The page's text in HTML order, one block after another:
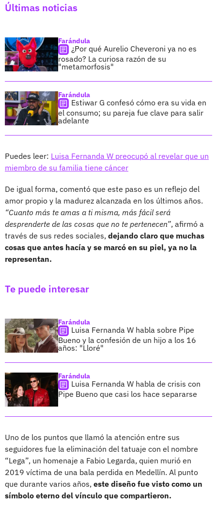
Últimas noticias
Farándula
¿Por qué Aurelio Cheveroni ya no es
rosado? La curiosa razón de su
"metamorfosis"
Farándula
Estiwar G confesó cómo era su vida en
el consumo; su pareja fue clave para salir
adelante
Puedes leer: Luisa Fernanda W preocupó al revelar que un
miembro de su familia tiene cáncer
De igual forma, comentó que este paso es un reflejo del
amor propio y la madurez alcanzada en los últimos años.
“Cuanto más te amas a ti misma, más fácil será
desprenderte de las cosas que no te pertenecen”, afirmó a
través de sus redes sociales, dejando claro que muchas
cosas que antes hacía y se marcó en su piel, ya no la
representan.
Te puede interesar
Farándula
Luisa Fernanda W habla sobre Pipe
Bueno y la confesión de un hijo a los 16
años: "Lloré"
Farándula
Luisa Fernanda W habla de crisis con
Pipe Bueno que casi los hace separarse
Uno de los puntos que llamó la atención entre sus
seguidores fue la eliminación del tatuaje con el nombre
“Lega”, un homenaje a Fabio Legarda, quien murió en
2019 víctima de una bala perdida en Medellín. Al punto
que durante varios años, este diseño fue visto como un
símbolo eterno del vínculo que compartieron.